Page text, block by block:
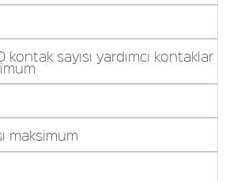
sayısı yardımcı kontaklar
maksimum